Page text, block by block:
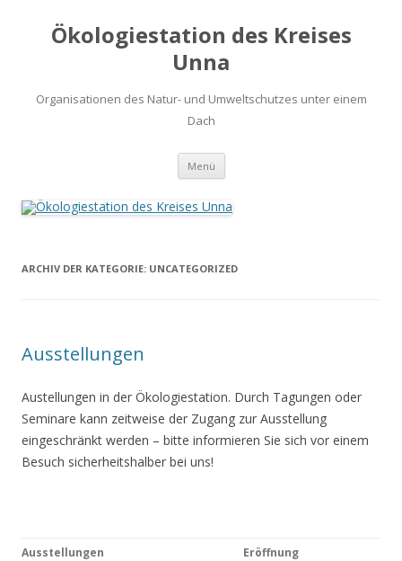
Ökologiestation des Kreises
Unna
Organisationen des Natur- und Umweltschutzes unter einem
Dach
Menü Zum
springen
ARCHIV DER KATEGORIE: UNCATEGORIZED
Ausstellungen
Austellungen in der Ökologiestation. Durch Tagungen oder
Seminare kann zeitweise der Zugang zur Ausstellung
eingeschränkt werden – bitte informieren Sie sich vor einem
Besuch sicherheitshalber bei uns!
Ausstellungen Eröffnung